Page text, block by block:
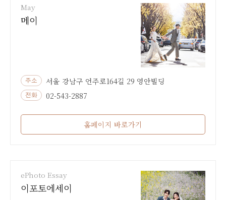
May
메이
주소 서울 강남구 언주로164길 29 영안빌딩
전화 02-543-2887
홈페이지 바로가기
ePhoto Essay
이포토에세이